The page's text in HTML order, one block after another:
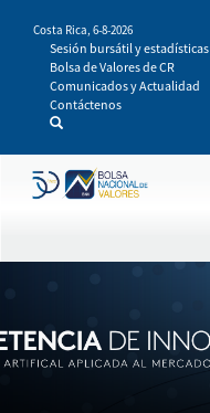
contenido
principal
Costa Rica, 6-8-2026
Sesión bursátil y estadísticas
Bolsa de Valores de CR
Comunicados y Actualidad
Contáctenos